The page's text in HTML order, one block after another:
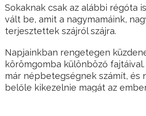
Sokaknak csak az alábbi régóta
vált be, amit a nagymamáink,
terjesztettek szájról szájra.
Napjainkban rengetegen
körömgomba különböző fajtáival.
már népbetegségnek számít, és
belőle kikezelnie magát az